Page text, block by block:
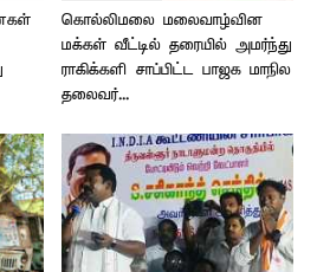
கொல்லிமலை மலைவாழ்வின
மக்கள் வீட்டில் தரையில் அமர்ந்து
ராகிக்களி சாப்பிட்ட பாஜக மாநில
தலைவர்...